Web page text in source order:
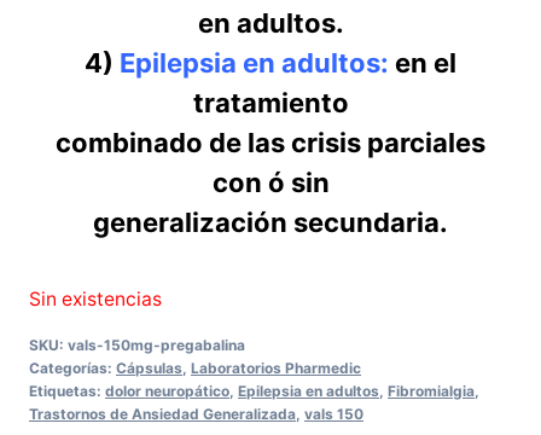
en adultos.
4) Epilepsia en adultos: en el
tratamiento
combinado de las crisis parciales
con ó sin
generalización secundaria.
Sin existencias
SKU: vals-150mg-pregabalina
Categorías: Cápsulas Laboratorios Pharmedic
Etiquetas: dolor neuropático Epilepsia en adultos Fibromialgia
Trastornos de Ansiedad Generalizada vals 150